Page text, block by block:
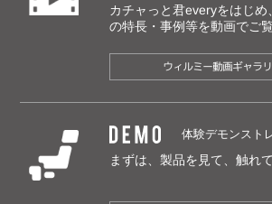
カチャっと君everyをはじめ
の特長・事例等を動画でご
ウィルミー動画ギャラ
DEMO
体験デモンスト
まずは、製品を見て、触れ